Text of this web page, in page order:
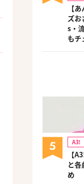
【
ズ
s・
もチ
5 A3!
【
と
め